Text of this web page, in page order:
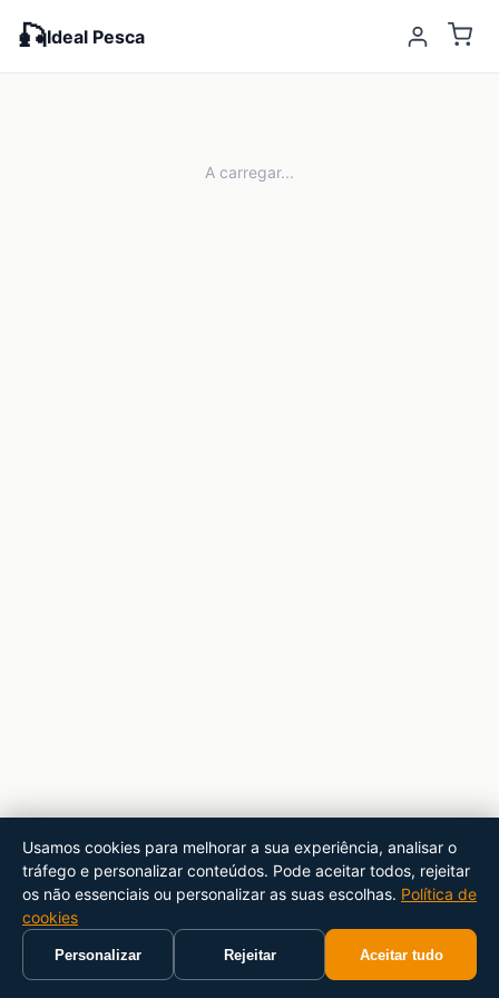
🎣Ideal Pesca
A carregar...
Usamos cookies para melhorar a sua experiência, analisar o
tráfego e personalizar conteúdos. Pode aceitar todos, rejeitar
os não essenciais ou personalizar as suas escolhas. Política de
cookies
Personalizar Rejeitar Aceitar tudo